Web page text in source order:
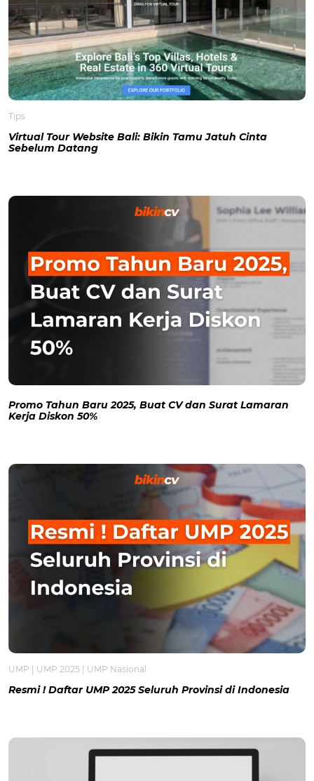
Tips
Virtual Tour Website Bali: Bikin Tamu Jatuh Cinta
Sebelum Datang
Promo Tahun Baru 2025, Buat CV dan Surat Lamaran
Kerja Diskon 50%
UMP UMP 2025 UMP Nasional
Resmi ! Daftar UMP 2025 Seluruh Provinsi di Indonesia